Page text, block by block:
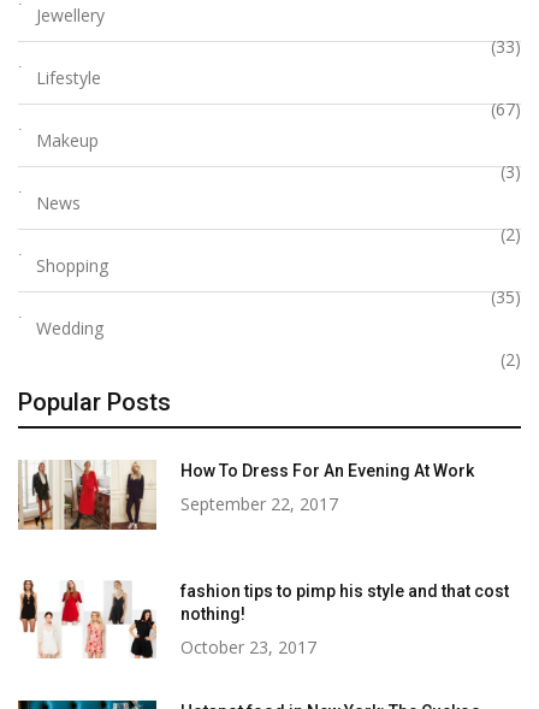
Jewellery
(33)
Lifestyle
(67)
Makeup
(3)
News
(2)
Shopping
(35)
Wedding
(2)
Popular Posts
How To Dress For An Evening At Work
September 22, 2017
fashion tips to pimp his style and that cost
nothing!
October 23, 2017